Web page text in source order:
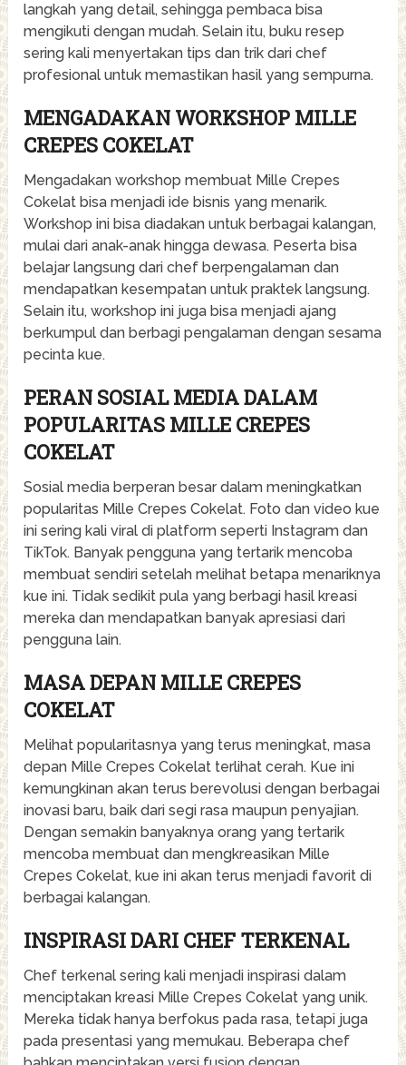
langkah yang detail, sehingga pembaca bisa
mengikuti dengan mudah. Selain itu, buku resep
sering kali menyertakan tips dan trik dari chef
profesional untuk memastikan hasil yang sempurna.
MENGADAKAN WORKSHOP MILLE
CREPES COKELAT
Mengadakan workshop membuat Mille Crepes
Cokelat bisa menjadi ide bisnis yang menarik.
Workshop ini bisa diadakan untuk berbagai kalangan,
mulai dari anak-anak hingga dewasa. Peserta bisa
belajar langsung dari chef berpengalaman dan
mendapatkan kesempatan untuk praktek langsung.
Selain itu, workshop ini juga bisa menjadi ajang
berkumpul dan berbagi pengalaman dengan sesama
pecinta kue.
PERAN SOSIAL MEDIA DALAM
POPULARITAS MILLE CREPES
COKELAT
Sosial media berperan besar dalam meningkatkan
popularitas Mille Crepes Cokelat. Foto dan video kue
ini sering kali viral di platform seperti Instagram dan
TikTok. Banyak pengguna yang tertarik mencoba
membuat sendiri setelah melihat betapa menariknya
kue ini. Tidak sedikit pula yang berbagi hasil kreasi
mereka dan mendapatkan banyak apresiasi dari
pengguna lain.
MASA DEPAN MILLE CREPES
COKELAT
Melihat popularitasnya yang terus meningkat, masa
depan Mille Crepes Cokelat terlihat cerah. Kue ini
kemungkinan akan terus berevolusi dengan berbagai
inovasi baru, baik dari segi rasa maupun penyajian.
Dengan semakin banyaknya orang yang tertarik
mencoba membuat dan mengkreasikan Mille
Crepes Cokelat, kue ini akan terus menjadi favorit di
berbagai kalangan.
INSPIRASI DARI CHEF TERKENAL
Chef terkenal sering kali menjadi inspirasi dalam
menciptakan kreasi Mille Crepes Cokelat yang unik.
Mereka tidak hanya berfokus pada rasa, tetapi juga
pada presentasi yang memukau. Beberapa chef